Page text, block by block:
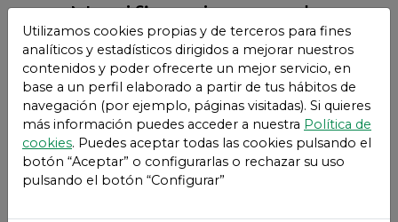
Notificaciones de
eventos relacionados
Vivetix Argentina
Cuando aceptas recibir eventos relacionados con las
entradas adquiridas de los organizadores o Vivetix
Argentina lo que estás aceptando es que tanto a los
organizadores a los que les has adquirido la entrada como
Utilizamos cookies propias y de terceros para fines
analíticos y estadísticos dirigidos a mejorar nuestros
contenidos y poder ofrecerte un mejor servicio, en
base a un perfil elaborado a partir de tus hábitos de
navegación (por ejemplo, páginas visitadas). Si quieres
más información puedes acceder a nuestra Política de
cookies. Puedes aceptar todas las cookies pulsando el
botón “Aceptar” o configurarlas o rechazar su uso
pulsando el botón “Configurar”